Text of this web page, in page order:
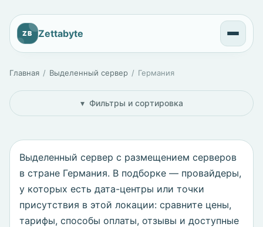
ZB Zettabyte
Главная Выделенный сервер Германия
Фильтры и сортировка
Выделенный сервер с размещением серверов
в стране Германия. В подборке — провайдеры,
у которых есть дата-центры или точки
присутствия в этой локации: сравните цены,
тарифы, способы оплаты, отзывы и доступные